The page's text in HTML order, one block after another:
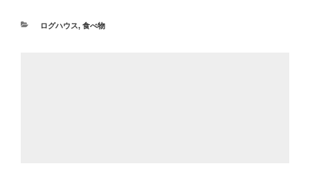
カ
ログハウス, 食べ物